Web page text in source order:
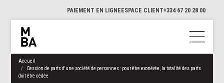
PAIEMENT EN LIGNEESPACE CLIENT+334 67 20 28 00
Accueil
Cession de parts d'une société de personnes : pour être exonérée, la totalité des parts
doit être cédée